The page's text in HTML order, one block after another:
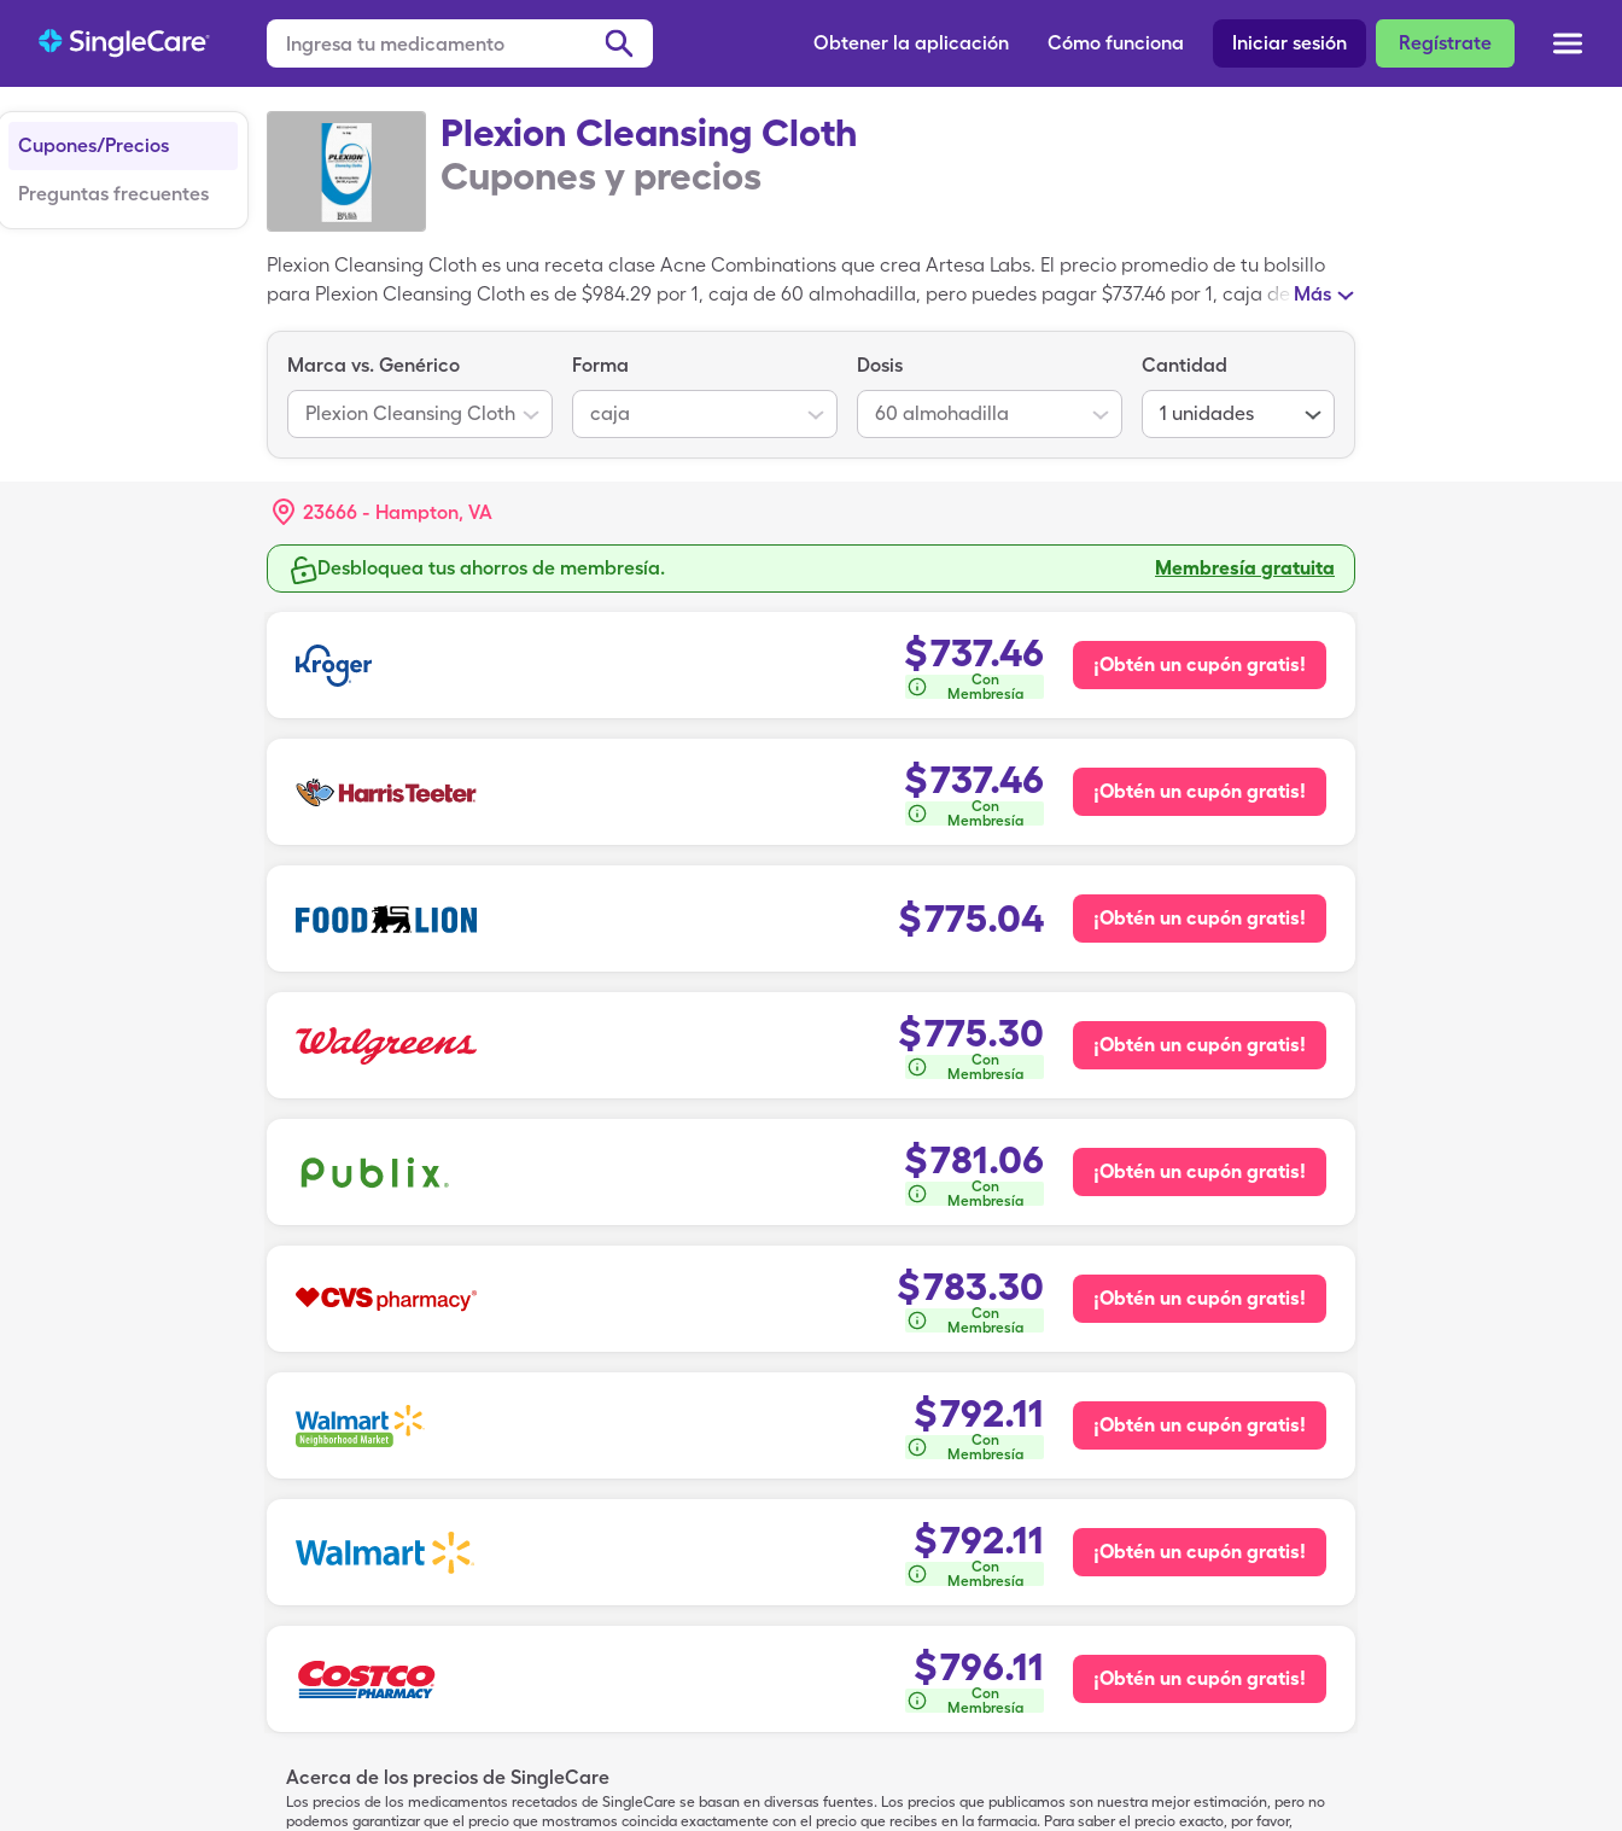
Regístrate
Iniciar sesión
Cómo funciona
Obtener la aplicación
Cupones/Precios
Preguntas frecuentes
Plexion Cleansing Cloth
Cupones y precios
Plexion Cleansing Cloth es una receta clase Acne Combinations que crea Artesa Labs. El precio promedio de tu bolsillo
para Plexion Cleansing Cloth es de $984.29 por 1, caja de 60 almohadilla, pero puedes pagar $737.46 por 1, caja de 60
Más
Marca vs. Genérico
Plexion Cleansing Cloth
Forma
caja
Dosis
60 almohadilla
Cantidad
1 unidades
23666 - Hampton, VA
Desbloquea tus ahorros de membresía. Membresía gratuita
$737.46
Con
Membresía
¡Obtén un cupón gratis!
$737.46
Con
Membresía
¡Obtén un cupón gratis!
$775.04 ¡Obtén un cupón gratis!
$775.30
Con
Membresía
¡Obtén un cupón gratis!
$781.06
Con
Membresía
¡Obtén un cupón gratis!
$783.30
Con
Membresía
¡Obtén un cupón gratis!
$792.11
Con
Membresía
¡Obtén un cupón gratis!
$792.11
Con
Membresía
¡Obtén un cupón gratis!
$796.11
Con
Membresía
¡Obtén un cupón gratis!
Acerca de los precios de SingleCare
Los precios de los medicamentos recetados de SingleCare se basan en diversas fuentes. Los precios que publicamos son nuestra mejor estimación, pero no
podemos garantizar que el precio que mostramos coincida exactamente con el precio que recibes en la farmacia. Para saber el precio exacto, por favor,